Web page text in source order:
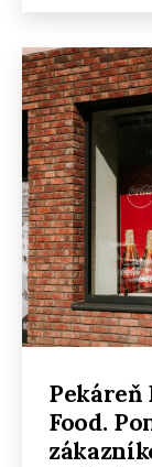
Pekáreň
Food.